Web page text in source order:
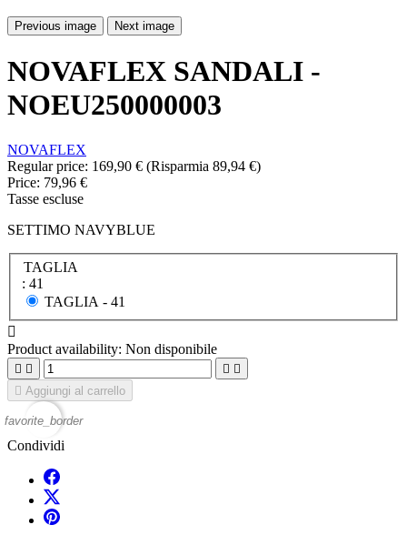
Previous image Next image
NOVAFLEX SANDALI -
NOEU250000003
NOVAFLEX
Regular price: 169,90 € (Risparmia 89,94 €)
Price: 79,96 €
Tasse escluse
SETTIMO NAVYBLUE
TAGLIA
: 41
TAGLIA - 41

Product availability: Non disponibile
   
 Aggiungi al carrello
favorite_border
Condividi